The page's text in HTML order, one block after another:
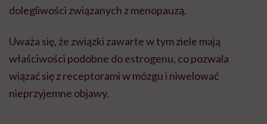
dolegliwości związanych z menopauzą.
Uważa się, że związki zawarte w tym ziele mają
właściwości podobne do estrogenu, co pozwala
wiązać się z receptorami w mózgu i niwelować
nieprzyjemne objawy.